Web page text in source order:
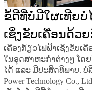
ຂໍ້ດີທີ່ບໍ່ມີໃຜເທີຍບໍ່
ເຊິ່ງຂັບເຄື່ອນດ້ວ
ເຄື່ອງກ້ຽວໄຟຟ້າເຊິ່ງຂັບເ
ໃນອຸດສາຫະກຳຕ່າງໆ ໂດ
ໄດ້ ແລະ ມີປະສິດທິພາບ. ບໍລິສັ
Power Technology Co.,